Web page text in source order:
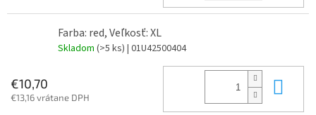
Farba: red, Veľkosť: XL
Skladom (>5 ks) | 01U42500404
€10,70
€13,16 vrátane DPH